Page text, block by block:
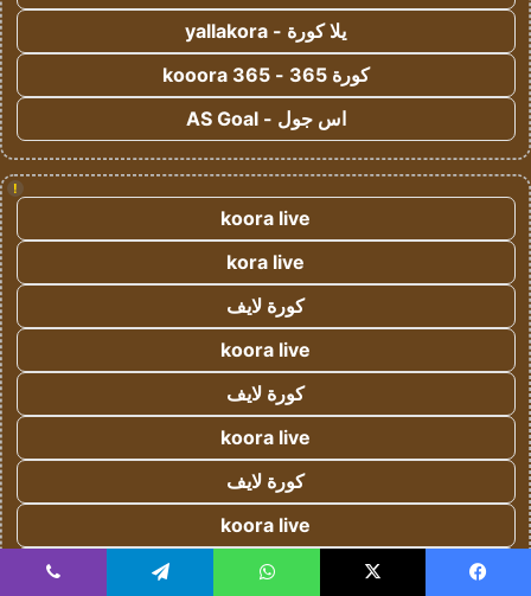
يلا كورة - yallakora
كورة 365 - kooora 365
اس جول - AS Goal
!
koora live
kora live
كورة لايف
koora live
كورة لايف
koora live
كورة لايف
koora live
كورة لايف